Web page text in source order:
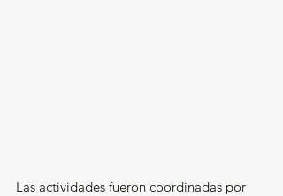
Las actividades fueron coordinadas por